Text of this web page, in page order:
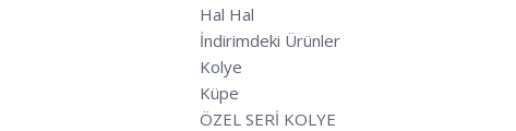
Hal Hal
İndirimdeki Ürünler
Kolye
Küpe
ÖZEL SERİ KOLYE